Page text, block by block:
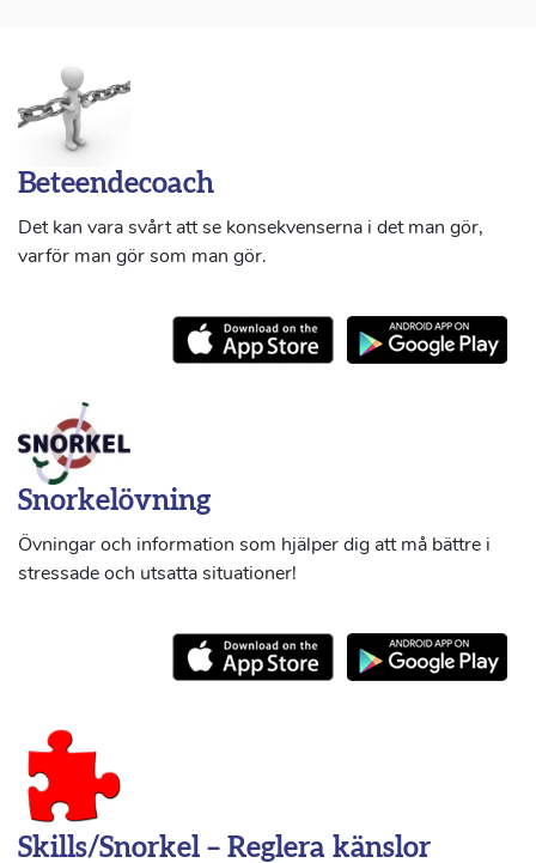
Beteendecoach
Det kan vara svårt att se konsekvenserna i det man gör,
varför man gör som man gör.
Snorkelövning
Övningar och information som hjälper dig att må bättre i
stressade och utsatta situationer!
Skills/Snorkel – Reglera känslor